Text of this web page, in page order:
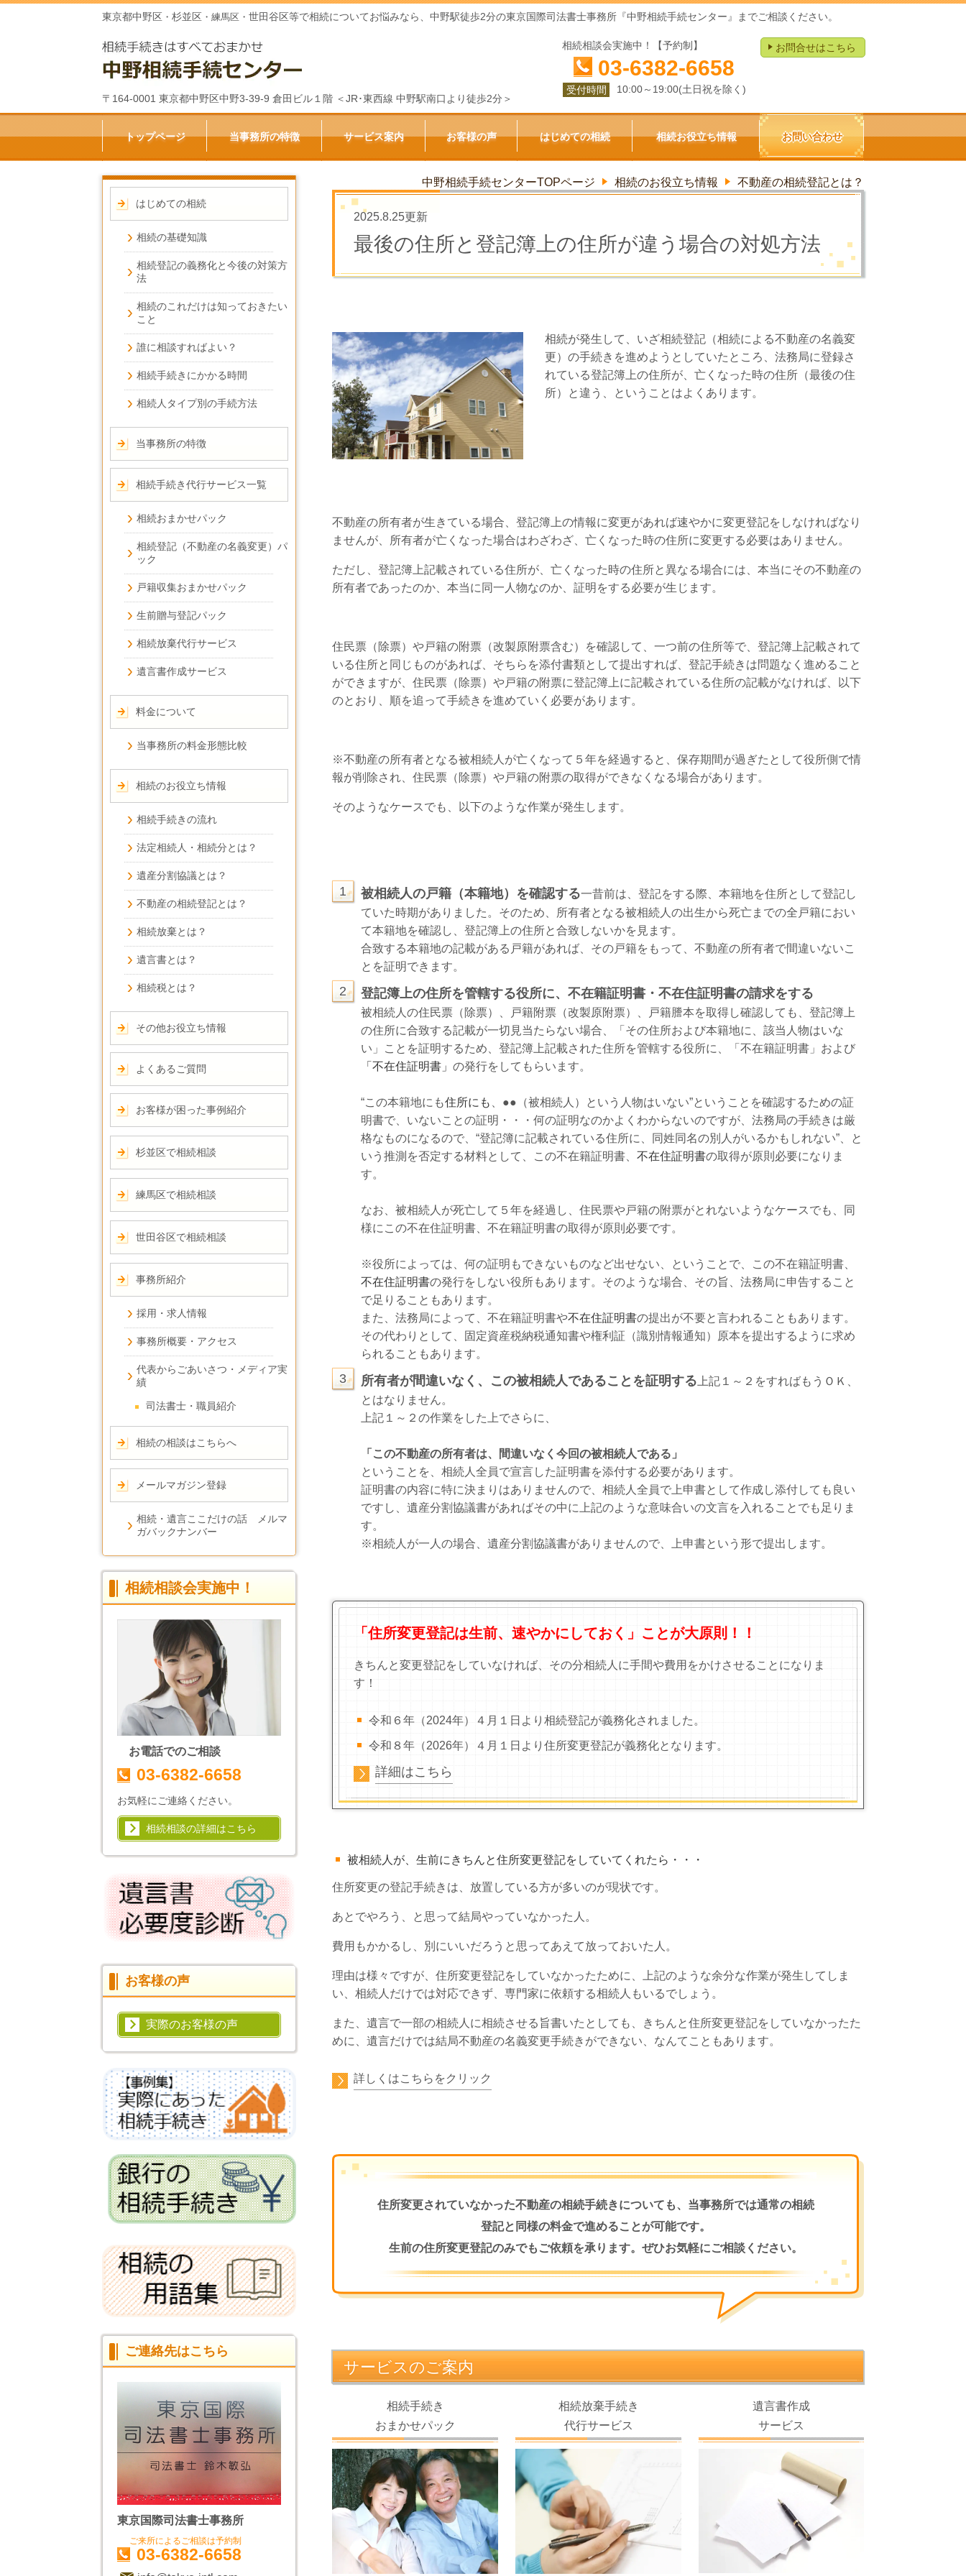
東京都中野区 ・ 杉並区 ・練馬区・ 世田谷区等で相続についてお悩みなら、中野駅徒歩2分の東京国際司法書士事務所『中野相続手続センター』までご相談ください。
〒164-0001 東京都中野区中野3-39-9 倉田ビル１階 ＜JR･東西線 中野駅南口より徒歩2分＞
相続相談会実施中！【予約制】
03-6382-6658
受付時間 10:00～19:00(土日祝を除く)
お問合せはこちら
トップページ 当事務所の特徴 サービス案内 お客様の声 はじめての相続 相続お役立ち情報 お問い合わせ
中野相続手続センターTOPページ 相続のお役立ち情報 不動産の相続登記とは？
2025.8.25更新
最後の住所と登記簿上の住所が違う場合の対処方法
相続が発生して、いざ相続登記（相続による不動産の名義変
更）の手続きを進めようとしていたところ、法務局に登録さ
れている登記簿上の住所が、亡くなった時の住所（最後の住
所）と違う、ということはよくあります。
不動産の所有者が生きている場合、登記簿上の情報に変更があれば速やかに変更登記をしなければなり
ませんが、所有者が亡くなった場合はわざわざ、亡くなった時の住所に変更する必要はありません。
ただし、登記簿上記載されている住所が、亡くなった時の住所と異なる場合には、本当にその不動産の
所有者であったのか、本当に同一人物なのか、証明をする必要が生じます。
住民票（除票）や戸籍の附票（改製原附票含む）を確認して、一つ前の住所等で、登記簿上記載されて
いる住所と同じものがあれば、そちらを添付書類として提出すれば、登記手続きは問題なく進めること
ができますが、住民票（除票）や戸籍の附票に登記簿上に記載されている住所の記載がなければ、以下
のとおり、順を追って手続きを進めていく必要があります。
※不動産の所有者となる被相続人が亡くなって５年を経過すると、保存期間が過ぎたとして役所側で情
報が削除され、住民票（除票）や戸籍の附票の取得ができなくなる場合があります。
そのようなケースでも、以下のような作業が発生します。
1 被相続人の戸籍（本籍地）を確認する一昔前は、登記をする際、本籍地を住所として登記し
ていた時期がありました。 そのため、所有者となる被相続人の出生から死亡までの全戸籍におい
て本籍地を確認し、登記簿上の住所と合致しないかを見ます。
合致する本籍地の記載がある戸籍があれば、その戸籍をもって、不動産の所有者で間違いないこ
とを証明できます。
2 登記簿上の住所を管轄する役所に、不在籍証明書・不在住証明書の請求をする
被相続人の住民票（除票）、戸籍附票（改製原附票）、戸籍謄本を取得し確認しても、登記簿上
の住所に合致する記載が一切見当たらない場合、「その住所および本籍地に、該当人物はいな
い」ことを証明するため、登記簿上記載された住所を管轄する役所に、「不在籍証明書」および
「不在住証明書」 の発行をしてもらいます。
“この本籍地にも住所にも
、●●（被相続人）という人物はいない”ということを確認するための証
明書で、いないことの証明・・・何の証明なのかよくわからないのですが、法務局の手続きは厳
格なものになるので、“登記簿に記載されている住所に、同姓同名の別人がいるかもしれない”、と
いう推測を否定する材料として、この不在籍証明書、 不在住証明書の取得が原則必要になりま
す。
なお、被相続人が死亡して５年を経過し、住民票や戸籍の附票がとれないようなケースでも、同
様にこの不在住証明書、不在籍証明書の取得が原則必要です。
※役所によっては、何の証明もできないものなど出せない、ということで、この不在籍証明書、
不在住証明書の発行をしない役所もあります。そのような場合、その旨、法務局に申告すること
で足りることもあります。
また、法務局によって、不在籍証明書や不在住証明書の提出が不要と言われることもあります。
その代わりとして、固定資産税納税通知書や権利証（識別情報通知）原本を提出するように求め
られることもあります。
3 所有者が間違いなく、この被相続人であることを証明する上記１～２をすればもうＯＫ、
とはなりません。
上記１～２の作業をした上でさらに、
「この不動産の所有者は、間違いなく今回の被相続人である」
ということを、相続人全員で宣言した証明書を添付する必要があります。
証明書の内容に特に決まりはありませんので、相続人全員で上申書として作成し添付しても良い
ですし、遺産分割協議書があればその中に上記のような意味合いの文言を入れることでも足りま
す。
※相続人が一人の場合、遺産分割協議書がありませんので、上申書という形で提出します。
「住所変更登記は生前、速やかにしておく」ことが大原則！！
きちんと変更登記をしていなければ、その分相続人に手間や費用をかけさせることになりま
す！
令和６年（2024年）４月１日より相続登記が義務化されました。
令和８年（2026年）４月１日より住所変更登記が義務化となります。
詳細はこちら
被相続人が、生前にきちんと住所変更登記をしていてくれたら・・・
住所変更の登記手続きは、放置している方が多いのが現状です。
あとでやろう、と思って結局やっていなかった人。
費用もかかるし、別にいいだろうと思ってあえて放っておいた人。
理由は様々ですが、 住所変更登記をしていなかったために、上記のような余分な作業が発生してしま
い、相続人だけでは対応できず、専門家に依頼する相続人もいるでしょう。
また、遺言で一部の相続人に相続させる旨書いたとしても、きちんと住所変更登記をしていなかったた
めに、遺言だけでは結局不動産の名義変更手続きができない、なんてこともあります。
詳しくはこちらをクリック
住所変更されていなかった不動産の相続手続きについても、当事務所では通常の相続
登記と同様の料金で進めることが可能です。
生前の住所変更登記のみでもご依頼を承ります。ぜひお気軽にご相談ください。
サービスのご案内
相続手続き
おまかせパック
相続放棄手続き
代行サービス
遺言書作成
サービス
はじめての相続
相続の基礎知識
相続登記の義務化と今後の対策方
法
相続のこれだけは知っておきたい
こと
誰に相談すればよい？
相続手続きにかかる時間
相続人タイプ別の手続方法
当事務所の特徴
相続手続き代行サービス一覧
相続おまかせパック
相続登記（不動産の名義変更）パ
ック
戸籍収集おまかせパック
生前贈与登記パック
相続放棄代行サービス
遺言書作成サービス
料金について
当事務所の料金形態比較
相続のお役立ち情報
相続手続きの流れ
法定相続人・相続分とは？
遺産分割協議とは？
不動産の相続登記とは？
相続放棄とは？
遺言書とは？
相続税とは？
その他お役立ち情報
よくあるご質問
お客様が困った事例紹介
杉並区で相続相談
練馬区で相続相談
世田谷区で相続相談
事務所紹介
採用・求人情報
事務所概要・アクセス
代表からごあいさつ・メディア実
績
司法書士・職員紹介
相続の相談はこちらへ
メールマガジン登録
相続・遺言ここだけの話 メルマ
ガバックナンバー
相続相談会実施中！
お電話でのご相談
03-6382-6658
お気軽にご連絡ください。
相続相談の詳細はこちら
お客様の声
実際のお客様の声
ご連絡先はこちら
東京国際司法書士事務所
ご来所によるご相談は予約制
03-6382-6658